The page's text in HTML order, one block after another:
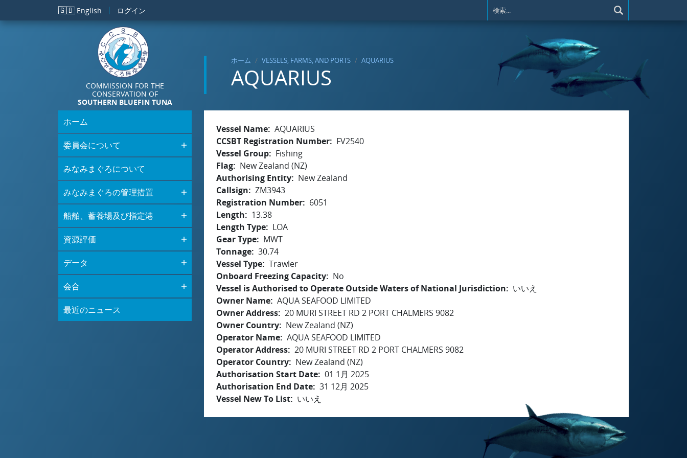
メインコンテンツに移動
🇬🇧 English ログイン
COMMISSION FOR THE
CONSERVATION OF
SOUTHERN BLUEFIN TUNA
ホーム VESSELS, FARMS, AND PORTS AQUARIUS
AQUARIUS
ホーム
委員会について
みなみまぐろについて
みなみまぐろの管理措置
船舶、蓄養場及び指定港
資源評価
データ
会合
最近のニュース
Vessel Name AQUARIUS
CCSBT Registration Number
FV2540
Vessel Group
Fishing
Flag
New Zealand (NZ)
Authorising Entity
New Zealand
Callsign
ZM3943
Registration Number
6051
Length
13.38
Length Type
LOA
Gear Type
MWT
Tonnage 30.74
Vessel Type Trawler
Onboard Freezing Capacity
No
Vessel is Authorised to Operate Outside Waters of National Jurisdiction
いいえ
Owner Name AQUA SEAFOOD LIMITED
Owner Address 20 MURI STREET RD 2 PORT CHALMERS 9082
Owner Country
New Zealand (NZ)
Operator Name AQUA SEAFOOD LIMITED
Operator Address 20 MURI STREET RD 2 PORT CHALMERS 9082
Operator Country
New Zealand (NZ)
Authorisation Start Date 01 1月 2025
Authorisation End Date 31 12月 2025
Vessel New To List
いいえ